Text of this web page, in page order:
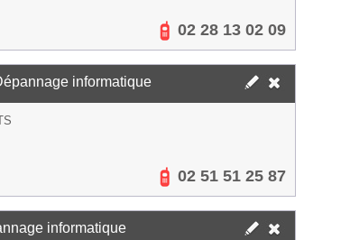
02 28 13 02 09
informatique
02 51 51 25 87
informatique